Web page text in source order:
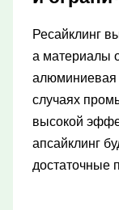
Ресайклинг
а материалы
алюминиевая
случаях
высокой
апсайклинг
достаточные